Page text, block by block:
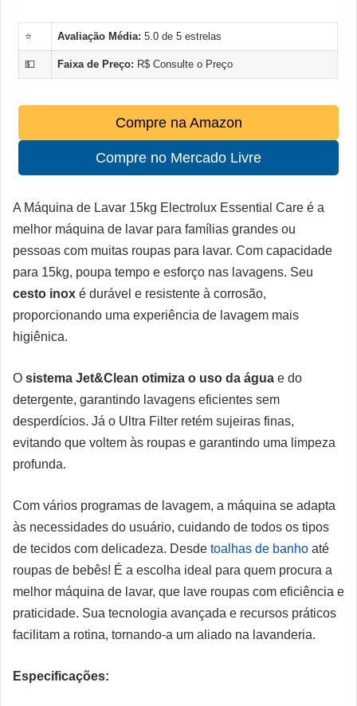
⭐ Avaliação Média: 5.0 de 5 estrelas
💵 Faixa de Preço: R$ Consulte o Preço
Compre na Amazon
Compre no Mercado Livre
A Máquina de Lavar 15kg Electrolux Essential Care é a
melhor máquina de lavar para famílias grandes ou
pessoas com muitas roupas para lavar. Com capacidade
para 15kg, poupa tempo e esforço nas lavagens. Seu
cesto inox é durável e resistente à corrosão,
proporcionando uma experiência de lavagem mais
higiênica.
O sistema Jet&Clean otimiza o uso da água e do
detergente, garantindo lavagens eficientes sem
desperdícios. Já o Ultra Filter retém sujeiras finas,
evitando que voltem às roupas e garantindo uma limpeza
profunda.
Com vários programas de lavagem, a máquina se adapta
às necessidades do usuário, cuidando de todos os tipos
de tecidos com delicadeza. Desde toalhas de banho até
roupas de bebês! É a escolha ideal para quem procura a
melhor máquina de lavar, que lave roupas com eficiência e
praticidade. Sua tecnologia avançada e recursos práticos
facilitam a rotina, tornando-a um aliado na lavanderia.
Especificações: